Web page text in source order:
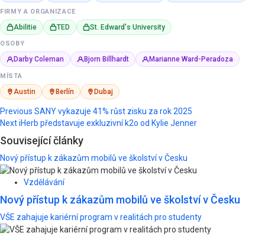
FIRMY A ORGANIZACE
Abilitie TED St. Edward's University
OSOBY
Darby Coleman Bjorn Billhardt Marianne Ward-Peradoza
MÍSTA
Austin Berlín Dubaj
Post
navigation
Previous SANY vykazuje 41% růst zisku za rok 2025
NextiHerb představuje exkluzivní k2o od Kylie Jenner
Související články
Nový přístup k zákazům mobilů ve školství v Česku
Vzdělávání
Nový přístup k zákazům mobilů ve školství v Česku
VŠE zahajuje kariérní program v realitách pro studenty